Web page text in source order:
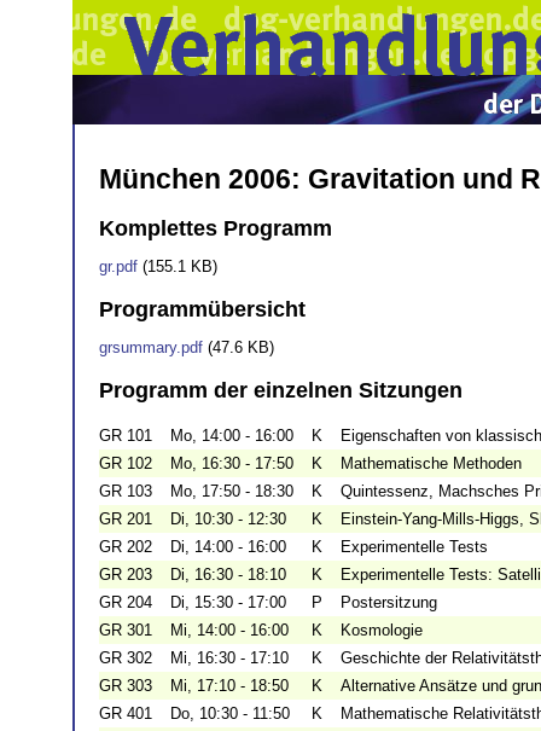
München 2006: Gravitation und
Komplettes Programm
gr.pdf (155.1 KB)
Programmübersicht
grsummary.pdf (47.6 KB)
Programm der einzelnen Sitzungen
GR 101 Mo, 14:00 - 16:00 K
Eigenschaften von
GR 102
Mo, 16:30 - 17:50 K
Mathematische Methoden
GR 103
Mo, 17:50 - 18:30 K
Quintessenz, Machsches
GR 201
Di, 10:30 - 12:30 K
Einstein-Yang-Mills-Higgs,
GR 202
Di, 14:00 - 16:00 K
Experimentelle Tests
GR 203
Di, 16:30 - 18:10 K
Experimentelle Tests:
GR 204
Di, 15:30 - 17:00 P
Postersitzung
GR 301
Mi, 14:00 - 16:00 K
Kosmologie
GR 302
Mi, 16:30 - 17:10 K
Geschichte der
GR 303
Mi, 17:10 - 18:50 K
Alternative Ansätze und
GR 401
Do, 10:30 - 11:50 K
Mathematische